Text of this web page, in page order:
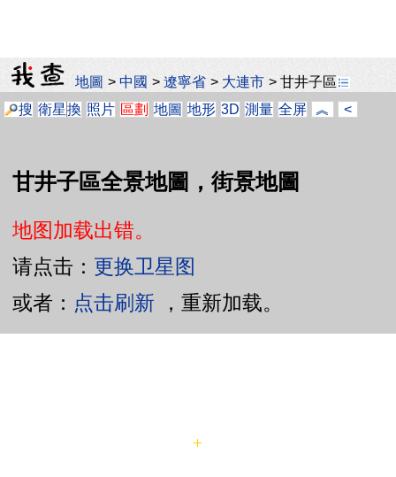
地圖 >中國 >遼寧省 > 大連市 >甘井子區
搜 衛星換 照片 區劃 地圖 地形 3D 測量 全屏 ︽ <
甘井子區全景地圖，街景地圖
地图加载出错。
请点击： 更换卫星图
或者： 点击刷新 ，重新加载。